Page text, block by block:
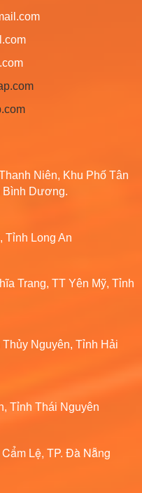
Niên, Khu Phố Tân
Bình Dương.
Tỉnh Long An
Trang, TT Yên Mỹ, Tỉnh
Nguyên, Tỉnh Hải
Tỉnh Thái Nguyên
Lệ, TP. Đà Nẵng